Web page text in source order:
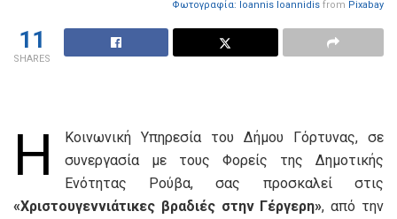
Φωτογραφία: Ioannis Ioannidis from Pixabay
11
SHARES
Η
Κοινωνική Υπηρεσία του Δήμου Γόρτυνας, σε
συνεργασία με τους Φορείς της Δημοτικής
Ενότητας Ρούβα, σας προσκαλεί στις
«Χριστουγεννιάτικες βραδιές στην Γέργερη», από την